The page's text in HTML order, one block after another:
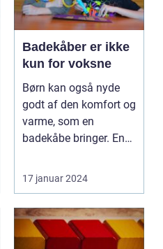
Badekåber er ikke
kun for voksne
Børn kan også nyde
godt af den komfort og
varme, som en
badekåbe bringer. En
en...
17 januar 2024